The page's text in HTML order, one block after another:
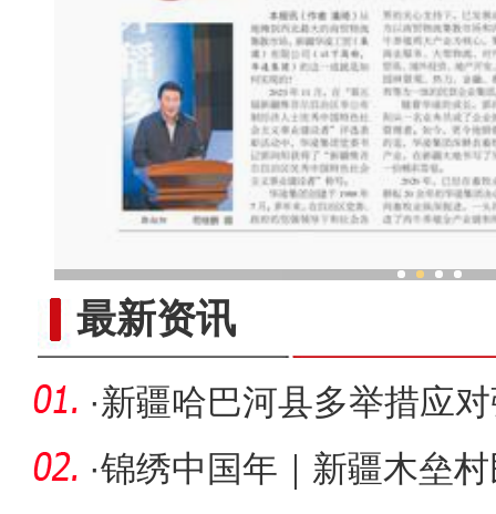
最新资讯
·新疆哈巴河县多举措应
众正常出
·锦绣中国年｜新疆木垒